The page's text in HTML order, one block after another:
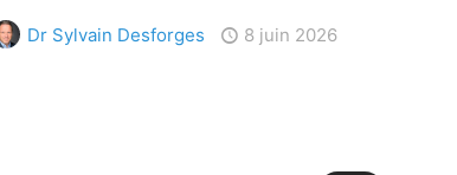
Dr Sylvain Desforges 8 juin 2026